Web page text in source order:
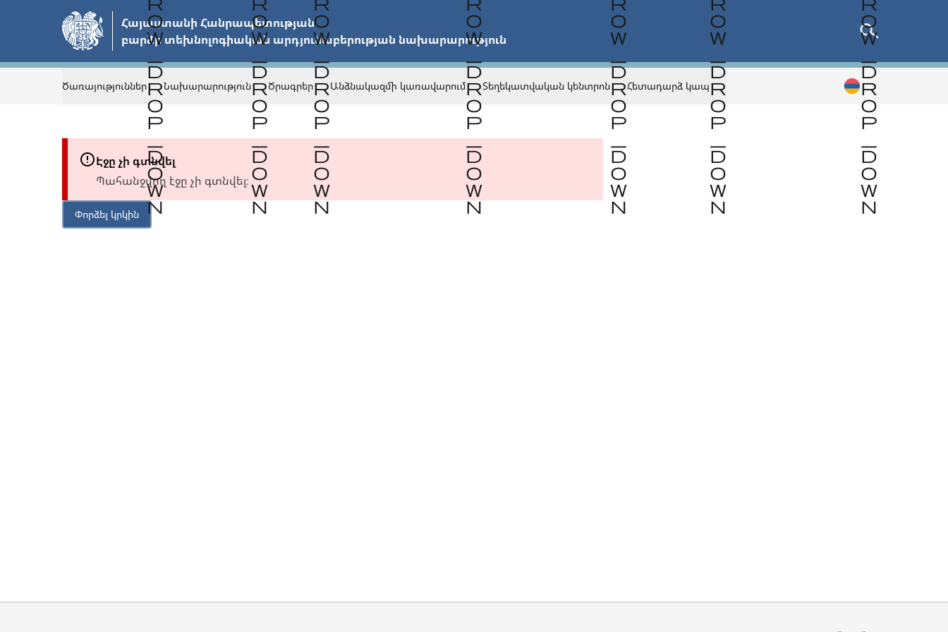
բովանդակությանը
Հայաստանի Հանրապետության
բարձր տեխնոլոգիական արդյունաբերության նախարարություն
Ծառայություններ Նախարարություն Ծրագրեր Անձնակազմի կառավարում Տեղեկատվական կենտրոն Հետադարձ կապ
Էջը չի գտնվել
Պահանջվող էջը չի գտնվել։
Փորձել կրկին